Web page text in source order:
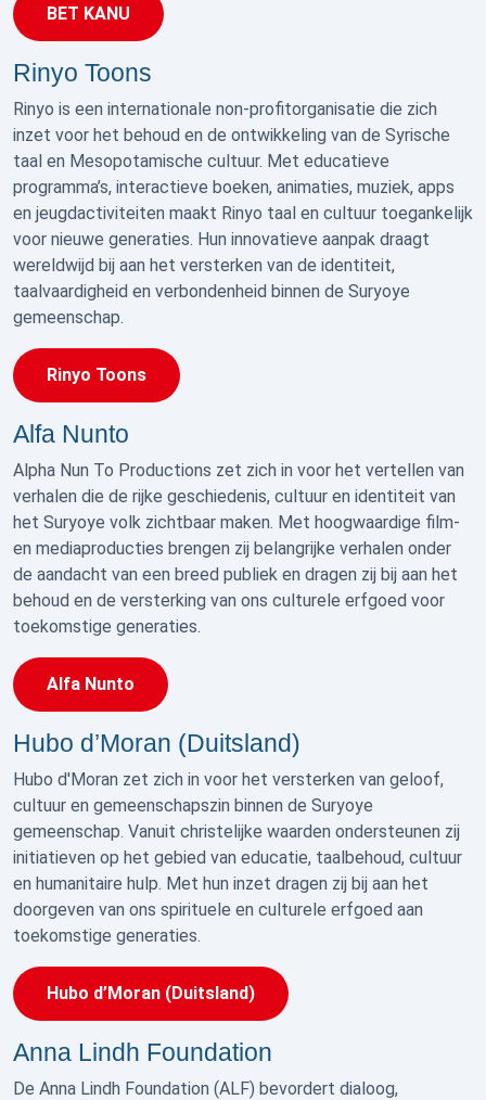
BET KANU
Rinyo Toons
Rinyo is een internationale non-profitorganisatie die zich
inzet voor het behoud en de ontwikkeling van de Syrische
taal en Mesopotamische cultuur. Met educatieve
programma’s, interactieve boeken, animaties, muziek, apps
en jeugdactiviteiten maakt Rinyo taal en cultuur toegankelijk
voor nieuwe generaties. Hun innovatieve aanpak draagt
wereldwijd bij aan het versterken van de identiteit,
taalvaardigheid en verbondenheid binnen de Suryoye
gemeenschap.
Rinyo Toons
Alfa Nunto
Alpha Nun To Productions zet zich in voor het vertellen van
verhalen die de rijke geschiedenis, cultuur en identiteit van
het Suryoye volk zichtbaar maken. Met hoogwaardige film-
en mediaproducties brengen zij belangrijke verhalen onder
de aandacht van een breed publiek en dragen zij bij aan het
behoud en de versterking van ons culturele erfgoed voor
toekomstige generaties.
Alfa Nunto
Hubo d’Moran (Duitsland)
Hubo d'Moran zet zich in voor het versterken van geloof,
cultuur en gemeenschapszin binnen de Suryoye
gemeenschap. Vanuit christelijke waarden ondersteunen zij
initiatieven op het gebied van educatie, taalbehoud, cultuur
en humanitaire hulp. Met hun inzet dragen zij bij aan het
doorgeven van ons spirituele en culturele erfgoed aan
toekomstige generaties.
Hubo d’Moran (Duitsland)
Anna Lindh Foundation
De Anna Lindh Foundation (ALF) bevordert dialoog,